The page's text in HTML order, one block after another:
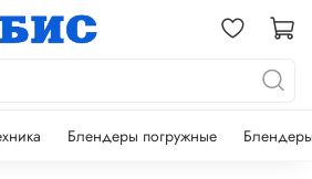
Блендеры погружные